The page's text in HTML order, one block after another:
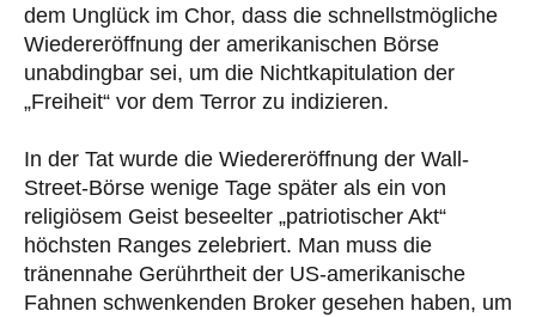
dem Unglück im Chor, dass die schnellstmögliche
Wiedereröffnung der amerikanischen Börse
unabdingbar sei, um die Nichtkapitulation der
„Freiheit“ vor dem Terror zu indizieren.
In der Tat wurde die Wiedereröffnung der Wall-
Street-Börse wenige Tage später als ein von
religiösem Geist beseelter „patriotischer Akt“
höchsten Ranges zelebriert. Man muss die
tränennahe Gerührtheit der US-amerikanische
Fahnen schwenkenden Broker gesehen haben, um